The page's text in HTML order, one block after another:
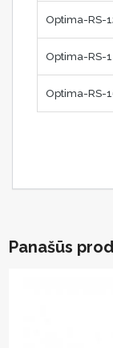
Optima-RS-
Optima-RS-
Optima-RS-
Panašūs